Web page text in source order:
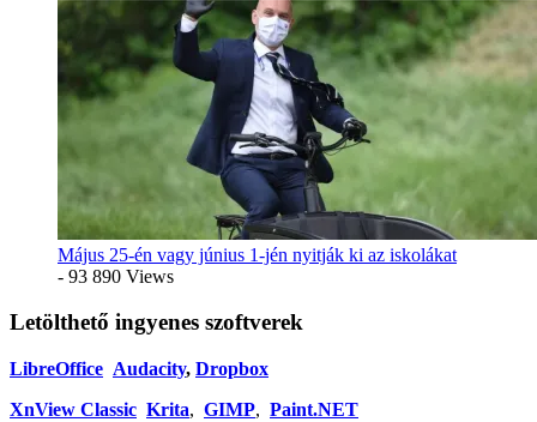
Május 25-én vagy június 1-jén nyitják ki az iskolákat
- 93 890 Views
Letölthető ingyenes szoftverek
LibreOffice Audacity, Dropbox
XnView Classic Krita, GIMP, Paint.NET